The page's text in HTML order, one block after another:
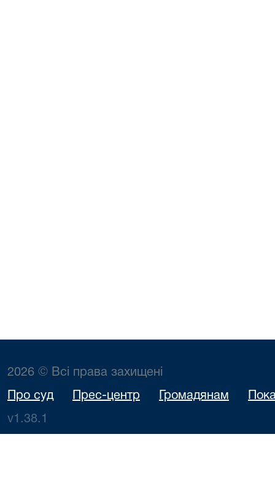
2026 © Всі права захищені
Про суд Прес-центр Громадянам
v1.38.1